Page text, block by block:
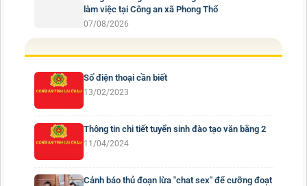
làm việc tại Công an xã Phong Thổ
07/08/2026
Số điện thoại cần biết
13/02/2023
Thông tin chi tiết tuyển sinh đào tạo văn bằng 2
11/04/2024
Cảnh báo thủ đoạn lừa "chat sex" để cưỡng đoạt